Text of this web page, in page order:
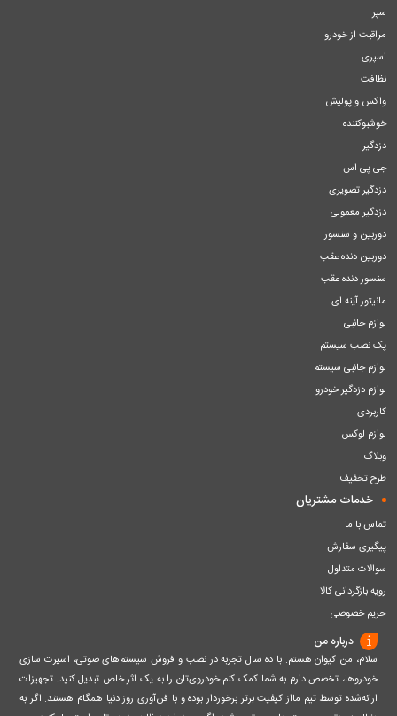
سپر
مراقبت از خودرو
اسپری
نظافت
واکس و پولیش
خوشبوکننده
دزدگیر
جی پی اس
دزدگیر تصویری
دزدگیر معمولی
دوربین و سنسور
دوربین دنده عقب
سنسور دنده عقب
مانیتور آینه ای
لوازم جانبی
پک نصب سیستم
لوازم جانبی سیستم
لوازم دزدگیر خودرو
کاربردی
لوازم لوکس
وبلاگ
طرح تخفیف
خدمات مشتریان
تماس با ما
پیگیری سفارش
سوالات متداول
رویه بازگردانی کالا
حریم خصوصی
درباره من
سلام، من کیوان هستم. با ده سال تجربه در نصب و فروش سیستم‌های صوتی، اسپرت سازی
خودروها، تخصص دارم به شما کمک کنم خودروی‌تان را به یک اثر خاص تبدیل کنید. تجهیزات
ارائه‌شده توسط تیم مااز کیفیت برتر برخوردار بوده و با فن‌آوری روز دنیا همگام هستند. اگر به